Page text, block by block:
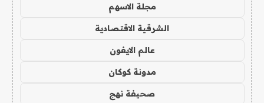
مجلة الاسهم
الشرقية الاقتصادية
عالم الايفون
مدونة كوكان
صحيفة نهج